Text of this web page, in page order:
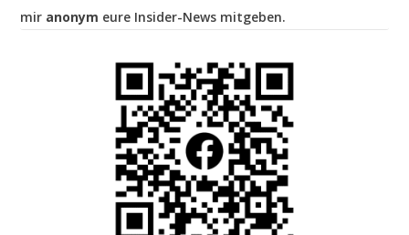
mir anonym eure Insider-News mitgeben.